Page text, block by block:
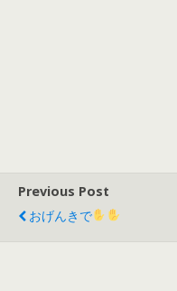
Previous Post
おげんきで